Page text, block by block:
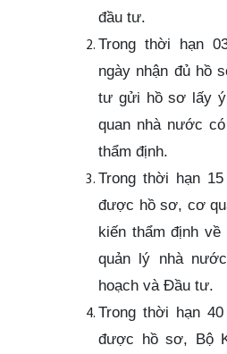
đầu tư.
Trong thời hạn
ngày nhận đủ hồ
tư gửi hồ sơ lấy
quan nhà nước
thẩm định.
Trong thời hạn
được hồ sơ, cơ
kiến thẩm định về
quản lý nhà
hoạch và Đầu tư.
Trong thời hạn
được hồ sơ, Bộ